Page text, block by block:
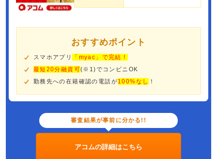
おすすめポイント
スマホアプリ
「myac」で完結！
最短20分融資可(※1)でコンビニOK
勤務先への在籍確認の電話が100%なし ！
審査結果が事前に分かる!!
アコムの詳細はこちら